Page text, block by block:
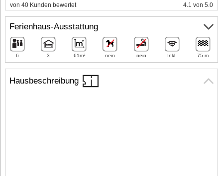
Hausbeschreibung
von 40 Kunden bewertet 4.1 von 5.0
Ferienhaus-Ausstattung
6 3 61m² nein nein Inkl. 75 m